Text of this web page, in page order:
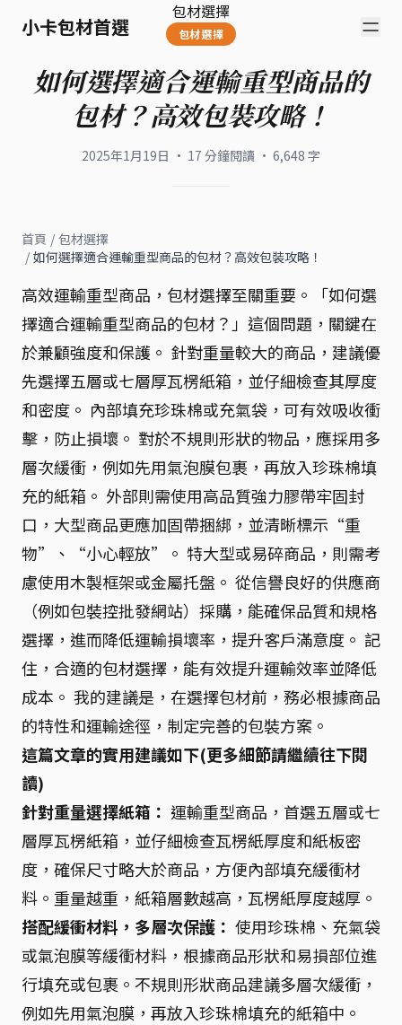
小卡包材首選
包材選擇
包材選擇
如何選擇適合運輸重型商品的
包材？高效包裝攻略！
2025年1月19日 · 17 分鐘閱讀 · 6,648 字
首頁 / 包材選擇
/ 如何選擇適合運輸重型商品的包材？高效包裝攻略！
高效運輸重型商品，包材選擇至關重要。「如何選
擇適合運輸重型商品的包材？」這個問題，關鍵在
於兼顧強度和保護。 針對重量較大的商品，建議優
先選擇五層或七層厚瓦楞紙箱，並仔細檢查其厚度
和密度。 內部填充珍珠棉或充氣袋，可有效吸收衝
擊，防止損壞。 對於不規則形狀的物品，應採用多
層次緩衝，例如先用氣泡膜包裹，再放入珍珠棉填
充的紙箱。 外部則需使用高品質強力膠帶牢固封
口，大型商品更應加固帶捆綁，並清晰標示“重
物”、“小心輕放”。 特大型或易碎商品，則需考
慮使用木製框架或金屬托盤。 從信譽良好的供應商
（例如包裝控批發網站）採購，能確保品質和規格
選擇，進而降低運輸損壞率，提升客戶滿意度。 記
住，合適的包材選擇，能有效提升運輸效率並降低
成本。 我的建議是，在選擇包材前，務必根據商品
的特性和運輸途徑，制定完善的包裝方案。
這篇文章的實用建議如下(更多細節請繼續往下閱
讀)
針對重量選擇紙箱： 運輸重型商品，首選五層或七
層厚瓦楞紙箱，並仔細檢查瓦楞紙厚度和紙板密
度，確保尺寸略大於商品，方便內部填充緩衝材
料。重量越重，紙箱層數越高，瓦楞紙厚度越厚。
搭配緩衝材料，多層次保護： 使用珍珠棉、充氣袋
或氣泡膜等緩衝材料，根據商品形狀和易損部位進
行填充或包裹。不規則形狀商品建議多層次緩衝，
例如先用氣泡膜，再放入珍珠棉填充的紙箱中。